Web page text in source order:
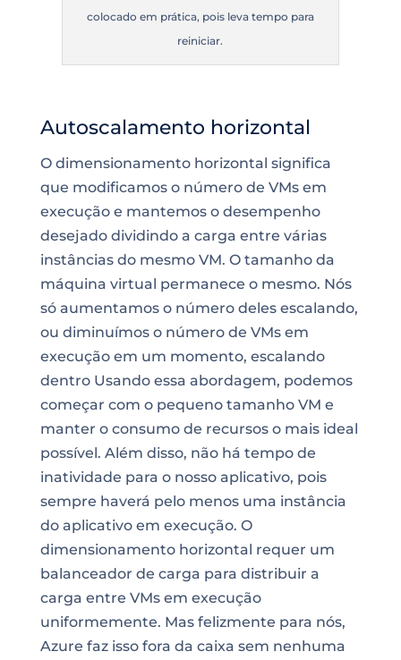
colocado em prática, pois leva tempo para
reiniciar.
Autoscalamento horizontal
O dimensionamento horizontal significa
que modificamos o número de VMs em
execução e mantemos o desempenho
desejado dividindo a carga entre várias
instâncias do mesmo VM. O tamanho da
máquina virtual permanece o mesmo. Nós
só aumentamos o número deles escalando,
ou diminuímos o número de VMs em
execução em um momento, escalando
dentro Usando essa abordagem, podemos
começar com o pequeno tamanho VM e
manter o consumo de recursos o mais ideal
possível. Além disso, não há tempo de
inatividade para o nosso aplicativo, pois
sempre haverá pelo menos uma instância
do aplicativo em execução. O
dimensionamento horizontal requer um
balanceador de carga para distribuir a
carga entre VMs em execução
uniformemente. Mas felizmente para nós,
Azure faz isso fora da caixa sem nenhuma